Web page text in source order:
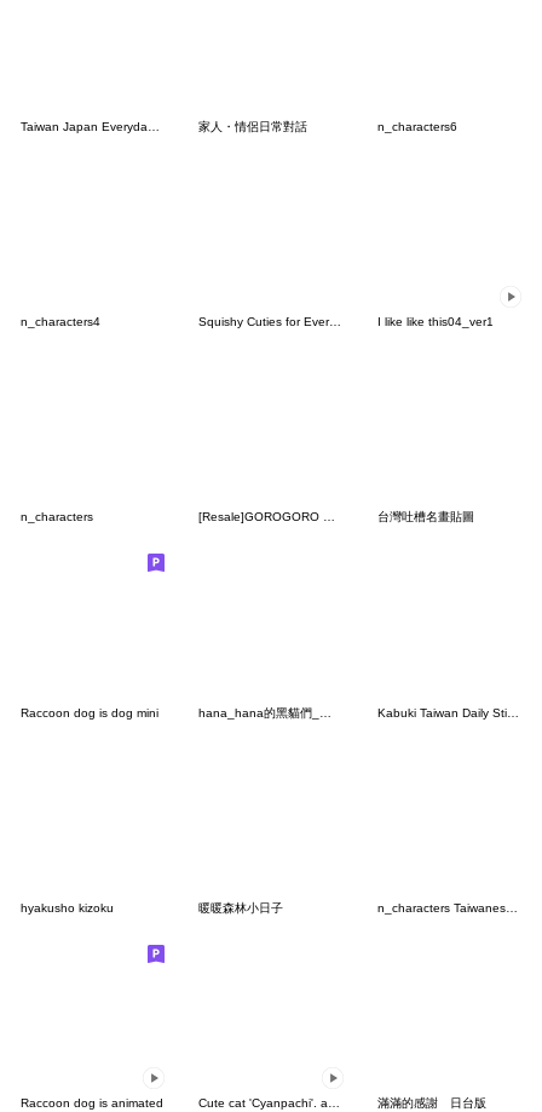
家人・情侶日常對話 n_characters6
n_characters4 Squishy Cuties for Everyday Chats I like like this04_ver1
n_characters [Resale]GOROGORO NYANSUKE collab 7 台灣吐槽名畫貼圖
Raccoon dog is dog mini Kabuki Taiwan Daily Stickers 1
hyakusho kizoku 暖暖森林小日子 n_characters Taiwanese ver. 2
Raccoon dog is animated Cute cat 'Cyanpachi'. animation2 滿滿的感謝 日台版